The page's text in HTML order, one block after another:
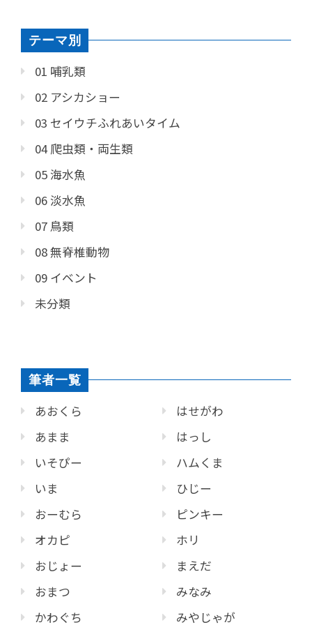
テーマ別
01 哺乳類
02 アシカショー
03 セイウチふれあいタイム
04 爬虫類・両生類
05 海水魚
06 淡水魚
07 鳥類
08 無脊椎動物
09 イベント
未分類
筆者一覧
あおくら
あまま
いそぴー
いま
おーむら
オカピ
おじょー
おまつ
かわぐち
はせがわ
はっし
ハムくま
ひじー
ピンキー
ホリ
まえだ
みなみ
みやじゃが